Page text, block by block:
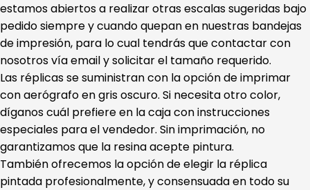
estamos abiertos a realizar otras escalas sugeridas bajo
pedido siempre y cuando quepan en nuestras bandejas
de impresión, para lo cual tendrás que contactar con
nosotros vía email y solicitar el tamaño requerido.
Las réplicas se suministran con la opción de imprimar
con aerógrafo en gris oscuro. Si necesita otro color,
díganos cuál prefiere en la caja con instrucciones
especiales para el vendedor. Sin imprimación, no
garantizamos que la resina acepte pintura.
También ofrecemos la opción de elegir la réplica
pintada profesionalmente, y consensuada en todo su